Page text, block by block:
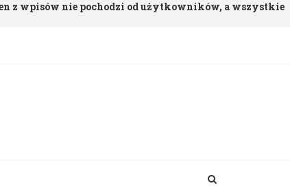
z wpisów nie pochodzi od użytkowników, a wszystkie